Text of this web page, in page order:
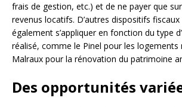
frais de gestion, etc.) et de ne payer que
revenus locatifs. D’autres dispositifs
également s’appliquer en fonction du type
réalisé, comme le Pinel pour les logements
Malraux pour la rénovation du patrimoine
Des opportunités